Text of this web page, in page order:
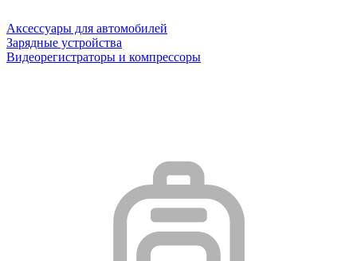
Аксессуары для автомобилей
Зарядные устройства
Видеорегистраторы и компрессоры